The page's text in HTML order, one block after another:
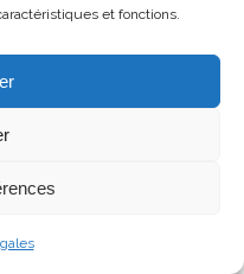
et fonctions.
? Un militaire